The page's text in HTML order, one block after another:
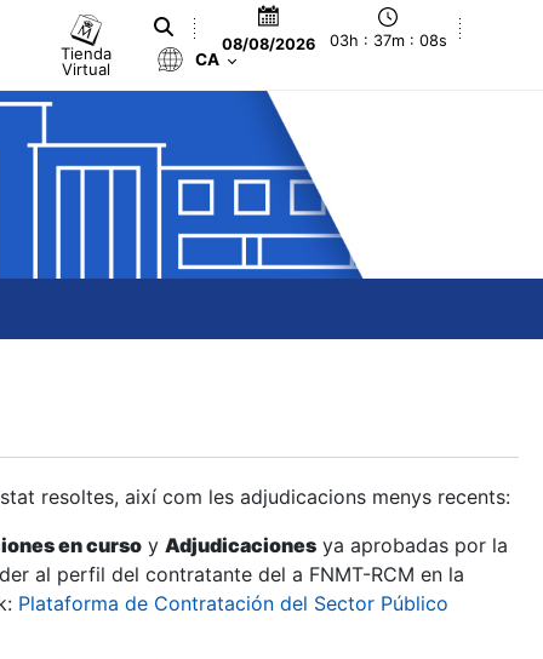
Tienda
Virtual
08/08/2026 03h : 37m : 09s
CA
resoltes, així com les adjudicacions menys recents:
en curso y Adjudicaciones ya aprobadas por la
al perfil del contratante del a FNMT-RCM en la
Plataforma de Contratación del Sector Público